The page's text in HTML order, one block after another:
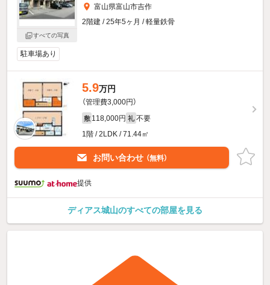
すべての写真
富山県富山市吉作
2階建 / 25年5ヶ月 / 軽量鉄骨
駐車場あり
5.9万円
（管理費3,000円）
敷 118,000円 礼 不要
1階 / 2LDK / 71.44㎡
お問い合わせ （無料）
提供
ディアス城山のすべての部屋を見る